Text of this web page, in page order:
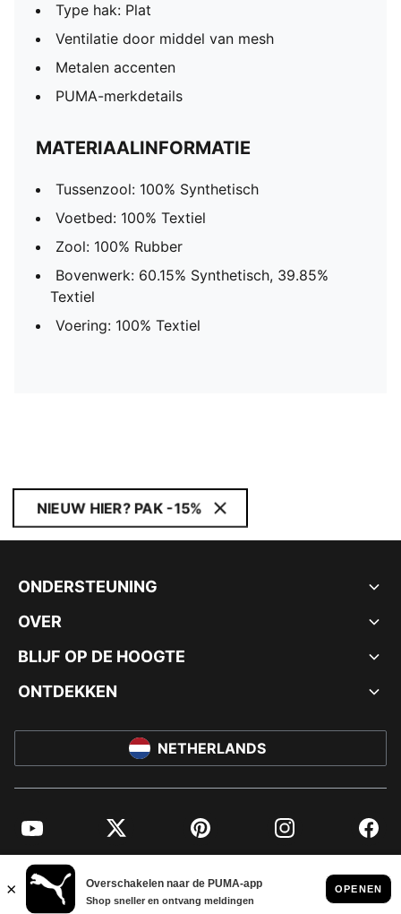
Type hak: Plat
Ventilatie door middel van mesh
Metalen accenten
PUMA-merkdetails
MATERIAALINFORMATIE
Tussenzool: 100% Synthetisch
Voetbed: 100% Textiel
Zool: 100% Rubber
Bovenwerk: 60.15% Synthetisch, 39.85%
Textiel
Voering: 100% Textiel
NIEUW HIER? PAK -15%
ONDERSTEUNING
OVER
BLIJF OP DE HOOGTE
ONTDEKKEN
NETHERLANDS
YouTube Twitter Pinterest Instagram
© PUMA EUROPE GMBH, 2026. ALLE RECHTEN VOORBEHOUDEN
BEDRIJFSGEGEVENS EN JURIDISCHE GEGEVENS